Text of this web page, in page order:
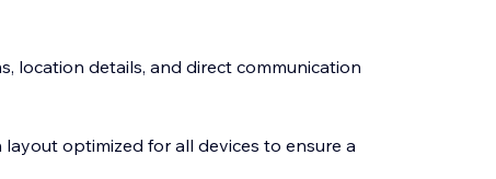
location details, and direct communication
optimized for all devices to ensure a